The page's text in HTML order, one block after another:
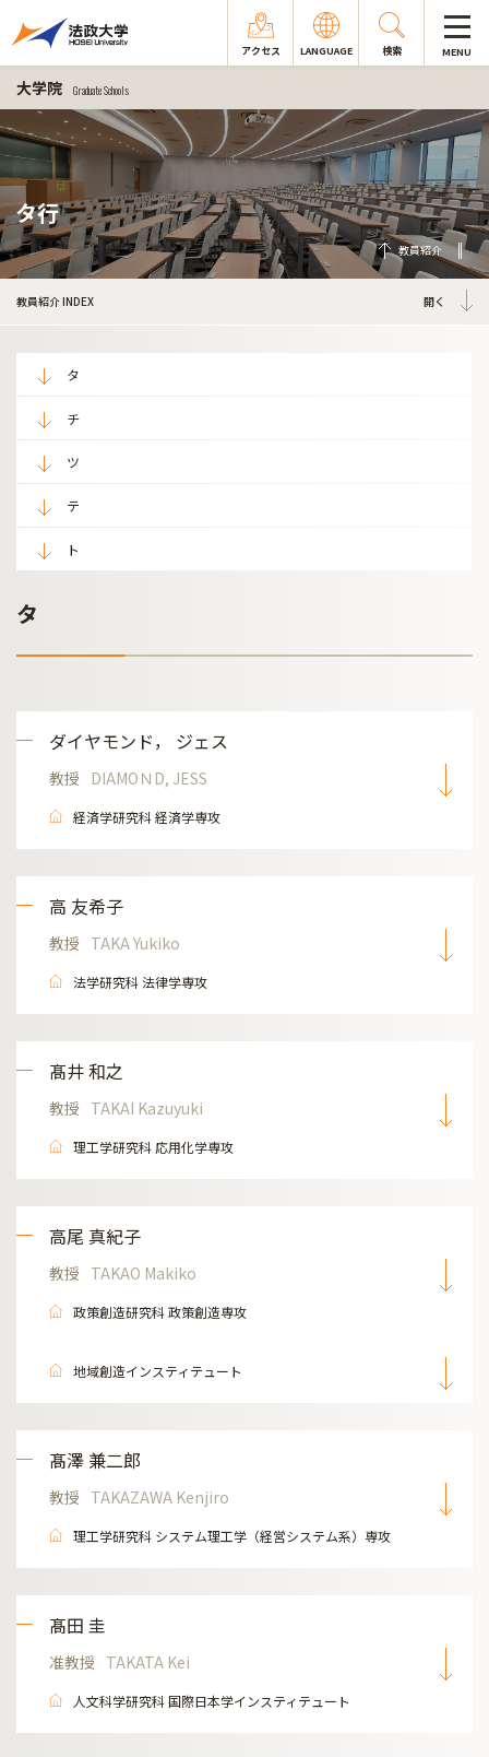
アクセス LANGUAGE 検索 MENU
大学院 Graduate Schools
タ行
教員紹介
教員紹介 INDEX
タ
チ
ツ
テ
ト
タ
ダイヤモンド， ジェス
教授 DIAMOＮD, JESS
経済学研究科 経済学専攻
高 友希子
教授 TAKA Yukiko
法学研究科 法律学専攻
髙井 和之
教授 TAKAI Kazuyuki
理工学研究科 応用化学専攻
高尾 真紀子
教授 TAKAO Makiko
政策創造研究科 政策創造専攻
地域創造インスティテュート
髙澤 兼二郎
教授 TAKAZAWA Kenjiro
理工学研究科 システム理工学（経営システム系）専攻
髙田 圭
准教授 TAKATA Kei
人文科学研究科 国際日本学インスティテュート